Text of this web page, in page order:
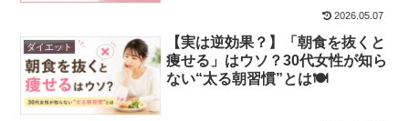
2026.05.07
ダイエット
【実は逆効果？】「朝食を抜くと
痩せる」はウソ？30代女性が知ら
ない“太る朝習慣”とは🍽️